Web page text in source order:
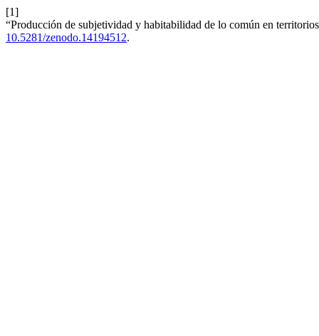
[1]
“Producción de subjetividad y habitabilidad de lo común en
10.5281/zenodo.14194512.